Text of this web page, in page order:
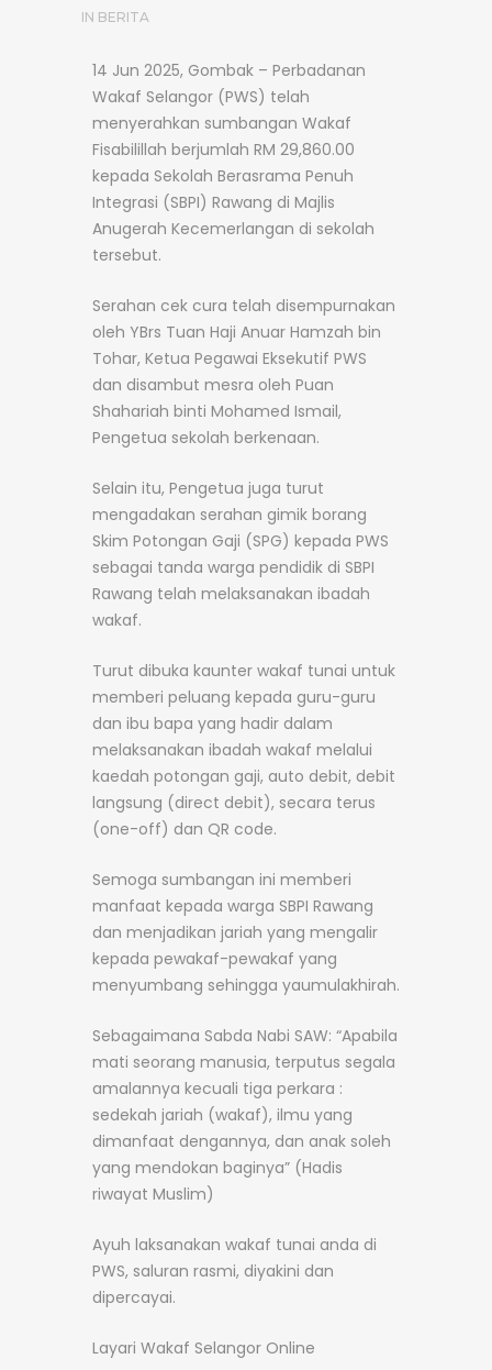
IN BERITA
14 Jun 2025, Gombak – Perbadanan
Wakaf Selangor (PWS) telah
menyerahkan sumbangan Wakaf
Fisabilillah berjumlah RM 29,860.00
kepada Sekolah Berasrama Penuh
Integrasi (SBPI) Rawang di Majlis
Anugerah Kecemerlangan di sekolah
tersebut.
Serahan cek cura telah disempurnakan
oleh YBrs Tuan Haji Anuar Hamzah bin
Tohar, Ketua Pegawai Eksekutif PWS
dan disambut mesra oleh Puan
Shahariah binti Mohamed Ismail,
Pengetua sekolah berkenaan.
Selain itu, Pengetua juga turut
mengadakan serahan gimik borang
Skim Potongan Gaji (SPG) kepada PWS
sebagai tanda warga pendidik di SBPI
Rawang telah melaksanakan ibadah
wakaf.
Turut dibuka kaunter wakaf tunai untuk
memberi peluang kepada guru-guru
dan ibu bapa yang hadir dalam
melaksanakan ibadah wakaf melalui
kaedah potongan gaji, auto debit, debit
langsung (direct debit), secara terus
(one-off) dan QR code.
Semoga sumbangan ini memberi
manfaat kepada warga SBPI Rawang
dan menjadikan jariah yang mengalir
kepada pewakaf-pewakaf yang
menyumbang sehingga yaumulakhirah.
Sebagaimana Sabda Nabi SAW: “Apabila
mati seorang manusia, terputus segala
amalannya kecuali tiga perkara :
sedekah jariah (wakaf), ilmu yang
dimanfaat dengannya, dan anak soleh
yang mendokan baginya” (Hadis
riwayat Muslim)
Ayuh laksanakan wakaf tunai anda di
PWS, saluran rasmi, diyakini dan
dipercayai.
Layari Wakaf Selangor Online